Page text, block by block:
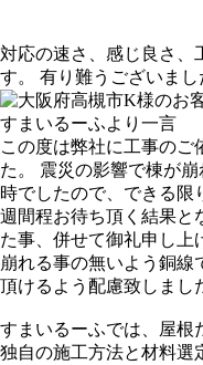
対応の速さ、感じ良さ、
す。 有り難うございまし
すまいるーふより一言
この度は弊社に工事のご
た。 震災の影響で棟が
時でしたので、できる限
週間程お待ち頂く結果と
た事、併せて御礼申し上
崩れる事の無いよう銅線
頂けるよう配慮致しまし
すまいるーふでは、屋根
独自の施工方法と材料選